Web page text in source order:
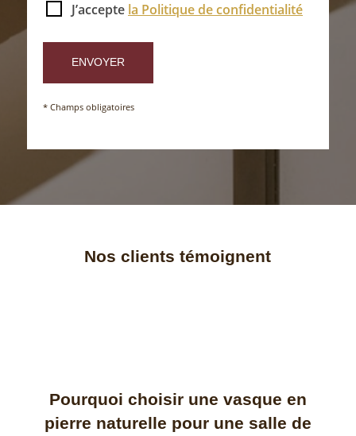
J’accepte la Politique de confidentialité
* Champs obligatoires
Nos clients témoignent
Pourquoi choisir une vasque en
pierre naturelle pour une salle de